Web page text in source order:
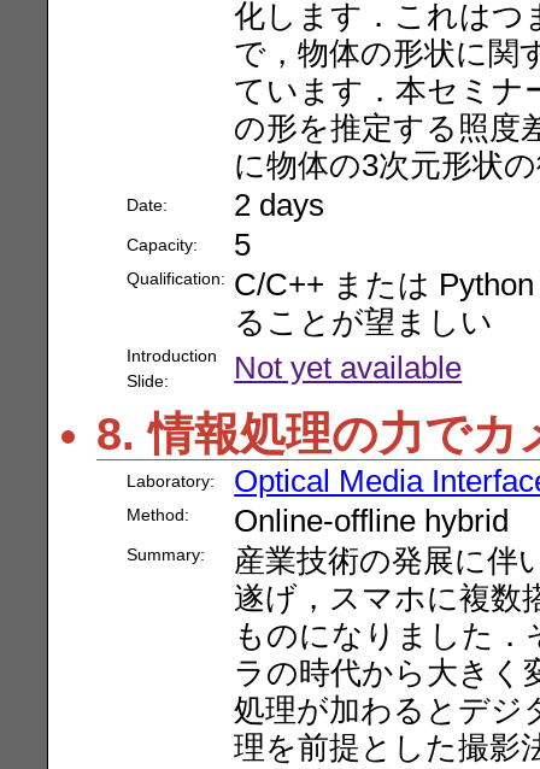
化します．これはつ
で，物体の形状に関
ています．本セミナ
の形を推定する照度
に物体の3次元形状
Date: 2 days
Capacity: 5
Qualification: C/C++ または
ることが望ましい
Introduction
Slide:
Not yet available
8. 情報処理の力でカ
Laboratory: Optical Media
Method: Online-offline hybrid
Summary:
産業技術の発展に伴
遂げ，スマホに複数
ものになりました．
ラの時代から大きく
処理が加わるとデジ
理を前提とした撮影